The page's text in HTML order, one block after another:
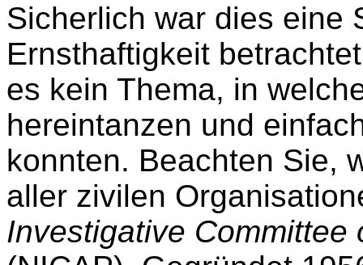
Sicherlich war dies eine
Ernsthaftigkeit
es kein Thema, in
hereintanzen und
konnten. Beachten Sie,
aller zivilen
Investigative Committee